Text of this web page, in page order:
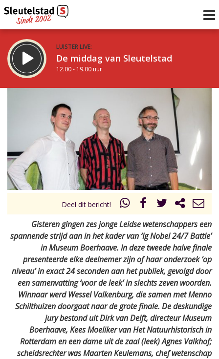
LUISTER LIVE:
De middag van Sleutelstad
12.00 - 19.00 uur
De avond van Sleutelstad
19.00 - 22.00 uur
uur 1 van 0 Volgend uur
Deel dit bericht!
Gisteren gingen zes jonge Leidse wetenschappers een
spannende strijd aan in het kader van ‘Ig Nobel 24/7 Battle’
in Museum Boerhaave. In deze tweede halve finale
presenteerde elke deelnemer zijn of haar onderzoek ‘op
niveau’ in exact 24 seconden aan het publiek, gevolgd door
een samenvatting ‘voor de leek’ in slechts zeven woorden.
Winnaar werd Wessel Valkenburg, die samen met Menno
Schilthuizen doorgaat naar de grote finale. De deskundige
jury bestond uit Dirk van Delft, directeur Museum
Boerhaave, Kees Moeliker van Het Natuurhistorisch in
Rotterdam en een dame uit de zaal (leek) Agnes Valkhof;
scheidsrechter was Maarten Keulemans, chef wetenschap